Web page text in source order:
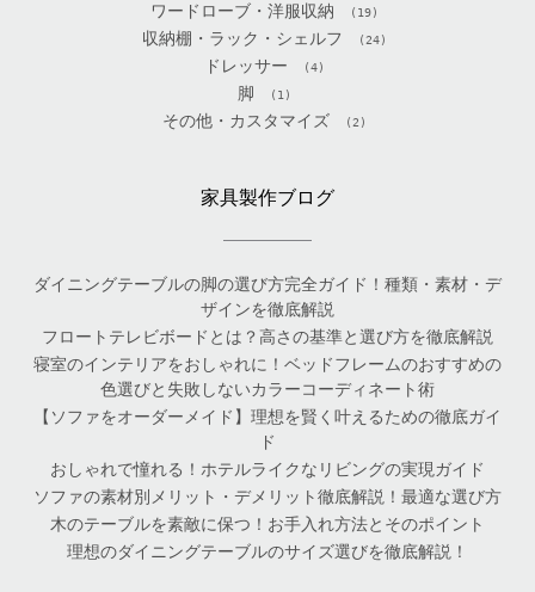
ワードローブ・洋服収納 (19)
収納棚・ラック・シェルフ (24)
ドレッサー (4)
脚 (1)
その他・カスタマイズ (2)
家具製作ブログ
ダイニングテーブルの脚の選び方完全ガイド！種類・素材・デ
ザインを徹底解説
フロートテレビボードとは？高さの基準と選び方を徹底解説
寝室のインテリアをおしゃれに！ベッドフレームのおすすめの
色選びと失敗しないカラーコーディネート術
【ソファをオーダーメイド】理想を賢く叶えるための徹底ガイ
ド
おしゃれで憧れる！ホテルライクなリビングの実現ガイド
ソファの素材別メリット・デメリット徹底解説！最適な選び方
木のテーブルを素敵に保つ！お手入れ方法とそのポイント
理想のダイニングテーブルのサイズ選びを徹底解説！